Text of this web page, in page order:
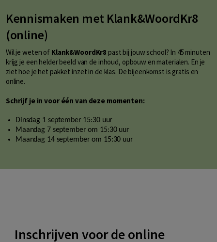
Kennismaken met Klank&WoordKr8
(online)
Wil je weten of Klank&WoordKr8 past bij jouw school? In 45 minuten
krijg je een helder beeld van de inhoud, opbouw en materialen. En je
ziet hoe je het pakket inzet in de klas. De bijeenkomst is gratis en
online.
Schrijf je in voor één van deze momenten:
Dinsdag 1 september 15:30 uur
Maandag 7 september om 15:30 uur
Maandag 14 september om 15:30 uur
Inschrijven voor de online